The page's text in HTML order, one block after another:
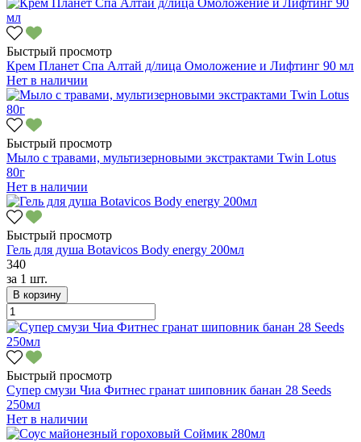
Быстрый просмотр
Крем Планет Спа Алтай д/лица Омоложение и Лифтинг 90 мл
Нет в наличии
Быстрый просмотр
Мыло с травами, мультизерновыми экстрактами Twin Lotus
80г
Нет в наличии
Быстрый просмотр
Гель для душа Botavicos Body energy 200мл
340
за 1 шт.
В корзину
Быстрый просмотр
Супер смузи Чиа Фитнес гранат шиповник банан 28 Seeds
250мл
Нет в наличии